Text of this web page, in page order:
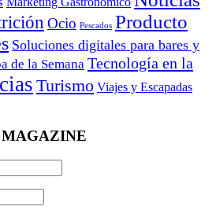
Ocio Pescados Producto
Soluciones digitales para bares y
de la Semana Tecnología en la
Turismo Viajes y Escapadas
MAGAZINE